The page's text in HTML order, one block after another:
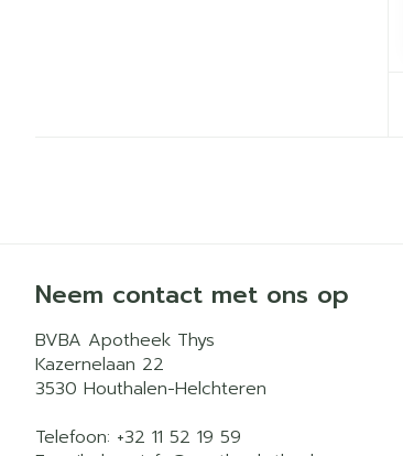
Neem contact met ons op
BVBA Apotheek Thys
Kazernelaan 22
3530 Houthalen-Helchteren
Telefoon: +32 11 52 19 59